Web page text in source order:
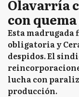
Olavarría
con
Esta
obligatoria y
despidos. El
lucha con
producción.